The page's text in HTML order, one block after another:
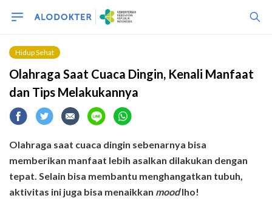
Hidup Sehat
Olahraga Saat Cuaca Dingin, Kenali Manfaat
dan Tips Melakukannya
Olahraga saat cuaca dingin sebenarnya bisa
memberikan manfaat lebih asalkan dilakukan dengan
tepat. Selain bisa membantu menghangatkan tubuh,
aktivitas ini juga bisa menaikkan moodlho!